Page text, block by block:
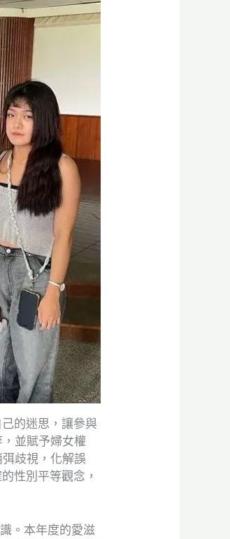
的迷思，讓參與
並賦予婦女權
歧視，化解誤
性別平等觀念，
。本年度的愛滋